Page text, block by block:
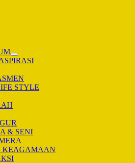
STYLE
& SENI
KEAGAMAAN